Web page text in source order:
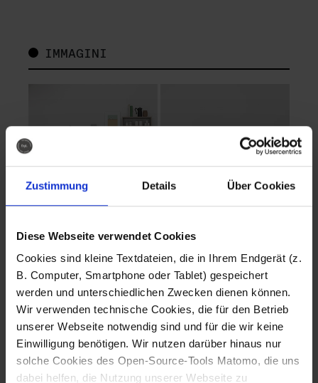
Zustimmung Details Über Cookies
Diese Webseite verwendet Cookies
Cookies sind kleine Textdateien, die in Ihrem Endgerät (z.
B. Computer, Smartphone oder Tablet) gespeichert
werden und unterschiedlichen Zwecken dienen können.
Wir verwenden technische Cookies, die für den Betrieb
unserer Webseite notwendig sind und für die wir keine
Einwilligung benötigen. Wir nutzen darüber hinaus nur
solche Cookies des Open-Source-Tools Matomo, die uns
dabei helfen, die Nutzung unserer Webseite zu
IMMAGINI
Fotografo: Lorenz
Sternbach
Download
Fotografo: Lorenz
Sternbach
Download